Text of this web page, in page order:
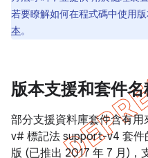
若要瞭解如何在程式碼中使用
本。
版本支援和套件
部分支援資料庫套件含有用
v# 標記法 support-v4 套件
版 (已推出 2017 年 7 月)，